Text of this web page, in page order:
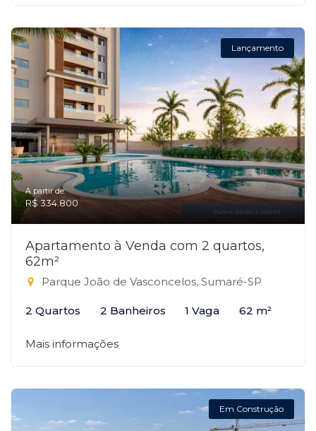
Lançamento
A partir de:
R$ 334.800
Apartamento à Venda com 2 quartos,
62m²
Parque João de Vasconcelos, Sumaré-SP
2 Quartos 2 Banheiros 1 Vaga 62 m²
Mais informações
Em Construção